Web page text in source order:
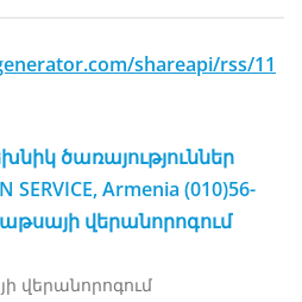
shareapi/rss/11
ծառայություններ
Armenia (010)56-
վերանորոգում
վերանորոգում